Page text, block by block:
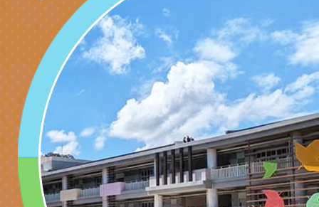
時光」海報
『原原』不絕－親子
會」
理「桃園市115年度
職員及家長特教知能
轉知中華民國全國家
會（以下簡稱全家協
115年國民小學學生
明會」
轉知台中市身心障礙
協會辦理「臺中市第
之光身心障礙繪畫徵
展」活動
檢送國立臺南大學辦
視覺障礙學生儀表及
學研習」實施計畫(
「區域職業試探與體
心」、「自造教育及
中心」及「國中小職
轉知本市辦理「115
者保齡球賽」
檢送桃園市政府LED